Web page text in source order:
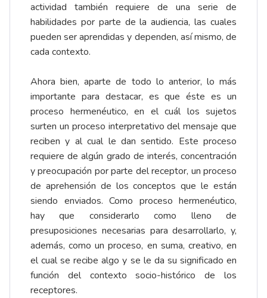
actividad también requiere de una serie de
habilidades por parte de la audiencia, las cuales
pueden ser aprendidas y dependen, así mismo, de
cada contexto.
Ahora bien, aparte de todo lo anterior, lo más
importante para destacar, es que éste es un
proceso hermenéutico, en el cuál los sujetos
surten un proceso interpretativo del mensaje que
reciben y al cual le dan sentido. Este proceso
requiere de algún grado de interés, concentración
y preocupación por parte del receptor, un proceso
de aprehensión de los conceptos que le están
siendo enviados. Como proceso hermenéutico,
hay que considerarlo como lleno de
presuposiciones necesarias para desarrollarlo, y,
además, como un proceso, en suma, creativo, en
el cual se recibe algo y se le da su significado en
función del contexto socio-histórico de los
receptores.